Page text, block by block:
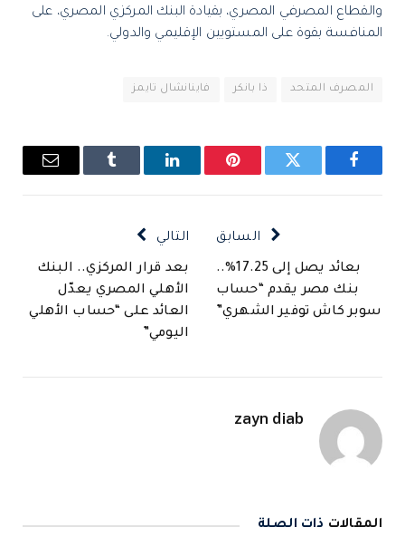
والقطاع المصرفي المصري، بقيادة البنك المركزي المصري، على
المنافسة بقوة على المستويين الإقليمي والدولي.
المصرف المتحد ذا بانكر فاينانشال تايمز
فيسبوك تويتر بينتيريستلينكدإن Tumblr
البريد
السابق
بعائد يصل إلى 17.25%..
بنك مصر يقدم “حساب
سوبر كاش توفير الشهري”
التالي
بعد قرار المركزي.. البنك
الأهلي المصري يعدّل
العائد على “حساب الأهلي
اليومي”
zayn diab
المقالات ذات الصلة